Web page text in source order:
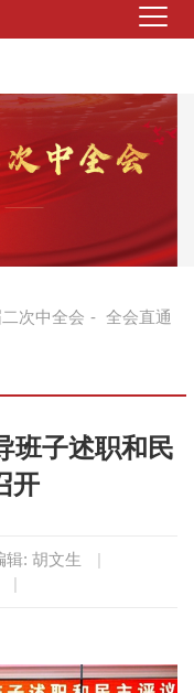
次中全会 - 全会直通
班子述职和民
开
辑: 胡文生
|
|